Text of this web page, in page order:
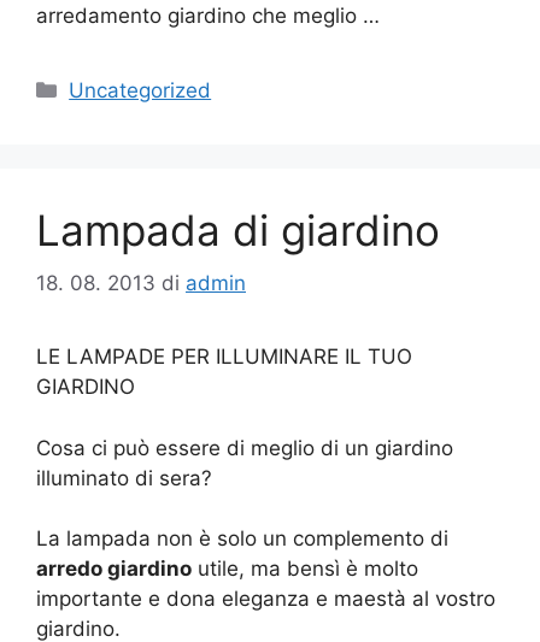
arredamento giardino che meglio …
Categorie
Uncategorized
Lampada di giardino
18. 08. 2013 di admin
LE LAMPADE PER ILLUMINARE IL TUO
GIARDINO
Cosa ci può essere di meglio di un giardino
illuminato di sera?
La lampada non è solo un complemento di
arredo giardino utile, ma bensì è molto
importante e dona eleganza e maestà al vostro
giardino.